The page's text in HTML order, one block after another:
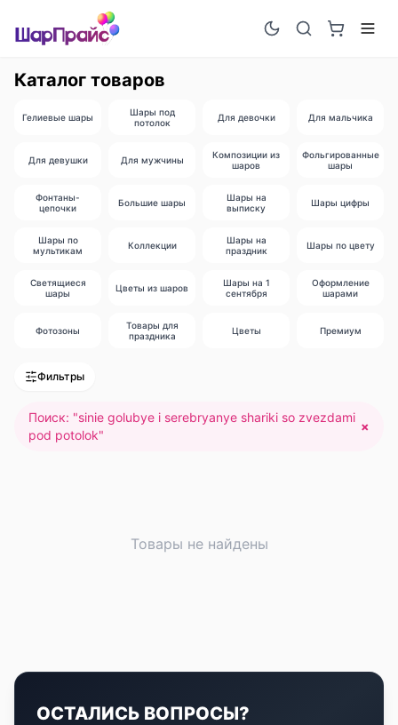
Каталог товаров
Гелиевые шары
Шары под
потолок
Для девочки Для мальчика
Для девушки Для мужчины
Композиции из
шаров
Фольгированные
шары
Фонтаны-
цепочки
Большие шары
Шары на
выписку
Шары цифры
Шары по
мультикам
Коллекции
Шары на
праздник
Шары по цвету
Светящиеся
шары
Цветы из шаров
Шары на 1
сентября
Оформление
шарами
Фотозоны
Товары для
праздника
Цветы Премиум
Фильтры
Поиск: "sinie golubye i serebryanye shariki so zvezdami
pod potolok"
×
Товары не найдены
ОСТАЛИСЬ ВОПРОСЫ?